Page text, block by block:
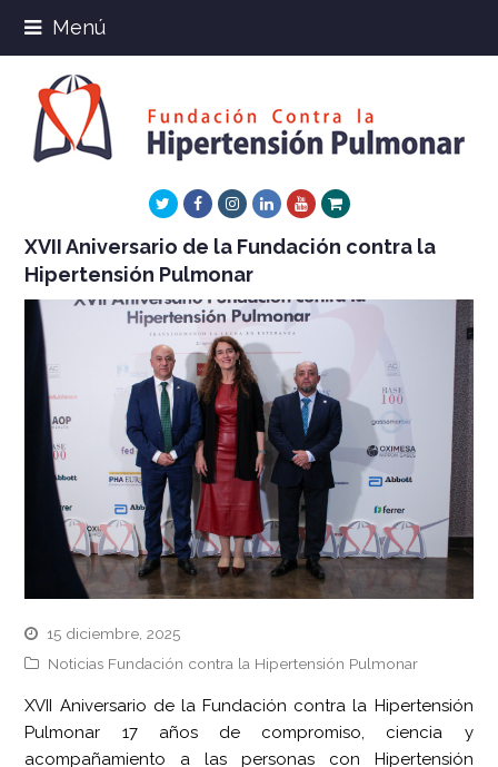
Menú
TwitterFacebookInstagram
LinkedInYoutube
Xing
XVII Aniversario de la Fundación contra la
Hipertensión Pulmonar
15 diciembre, 2025
Noticias Fundación contra la Hipertensión Pulmonar
XVII Aniversario de la Fundación contra la Hipertensión
Pulmonar 17 años de compromiso, ciencia y
acompañamiento a las personas con Hipertensión